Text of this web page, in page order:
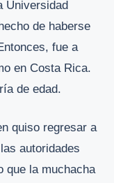
Universidad
de haberse
fue a
en Costa Rica.
de edad.
quiso regresar a
autoridades
que la muchacha